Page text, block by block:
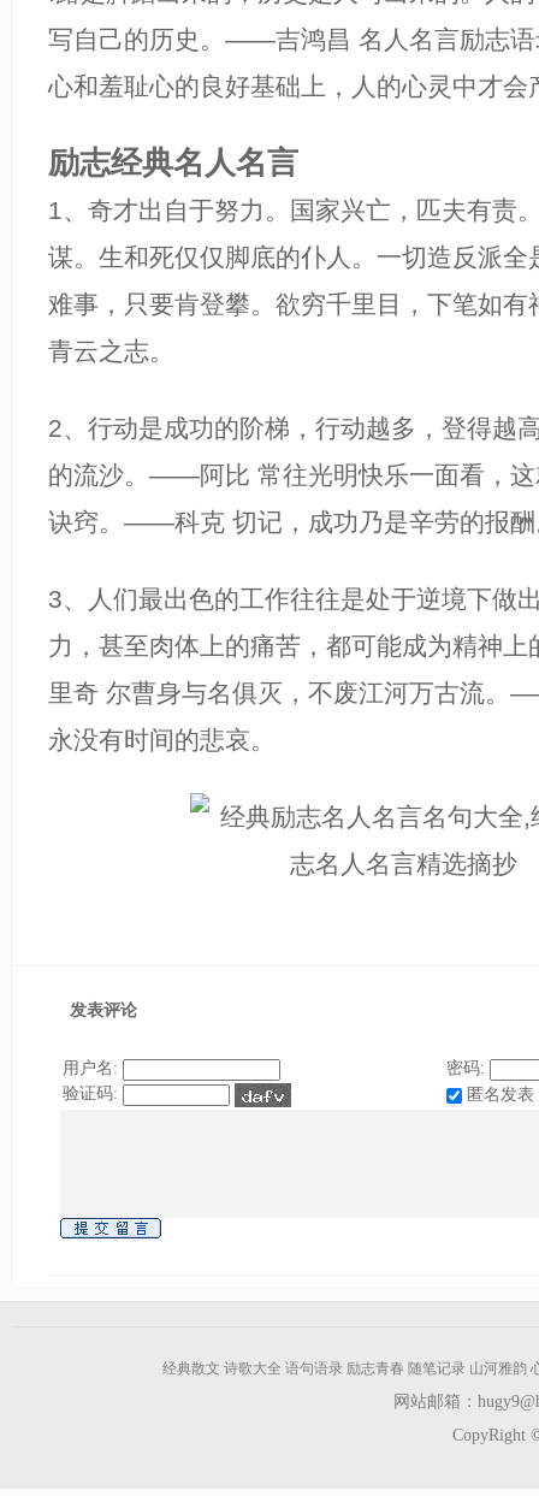
写自己的历史。——吉鸿昌 名人名言励志语
心和羞耻心的良好基础上，人的心灵中才会
励志经典名人名言
1、奇才出自于努力。国家兴亡，匹夫有责
谋。生和死仅仅脚底的仆人。一切造反派全
难事，只要肯登攀。欲穷千里目，下笔如有
青云之志。
2、行动是成功的阶梯，行动越多，登得越
的流沙。——阿比 常往光明快乐一面看，这
诀窍。——科克 切记，成功乃是辛劳的报
3、人们最出色的工作往往是处于逆境下做
力，甚至肉体上的痛苦，都可能成为精神
里奇 尔曹身与名俱灭，不废江河万古流。
永没有时间的悲哀。
发表评论
用户名:
密码:
验证码:
匿名发表
经典散文 诗歌大全 语句语录 励志青春 随笔记录 山河雅韵
网站邮箱：
CopyRight